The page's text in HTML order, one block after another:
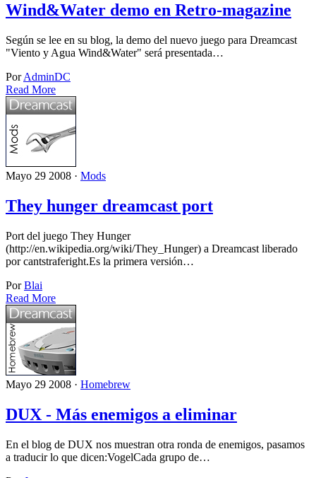
Wind&Water demo en Retro-magazine
Según se lee en su blog, la demo del nuevo juego para Dreamcast
"Viento y Agua Wind&Water" será presentada…
PorAdminDC
Read More
Mayo 29 2008 · Mods
They hunger dreamcast port
Port del juego They Hunger
(http://en.wikipedia.org/wiki/They_Hunger) a Dreamcast liberado
por cantstraferight.Es la primera versión…
PorBlai
Read More
Mayo 29 2008 · Homebrew
DUX - Más enemigos a eliminar
En el blog de DUX nos muestran otra ronda de enemigos, pasamos
a traducir lo que dicen:VogelCada grupo de…